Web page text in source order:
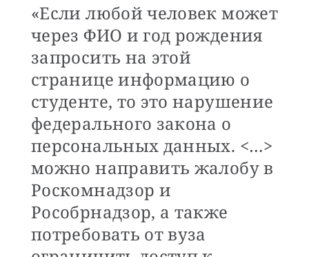
«Если любой человек может
через ФИО и год рождения
запросить на этой
странице информацию о
студенте, то это нарушение
федерального закона о
персональных данных. <…>
можно направить жалобу в
Роскомнадзор и
Рособрнадзор, а также
потребовать от вуза